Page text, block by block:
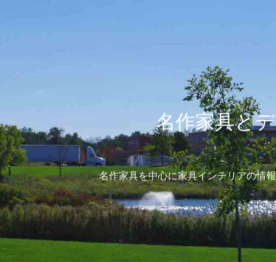
名作家具と
名作家具を中心に家具インテリアの情